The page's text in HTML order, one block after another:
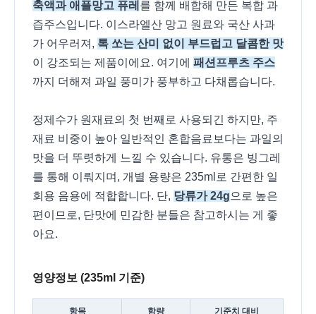
축액과 애플망고 퓨레 를 함께 배합해 만든 복합 과
즙주스입니다. 이스라엘산 망고 원료와 국산 사과
가 어우러져, 톡 쏘는 산미 없이 부드럽고 달콤한 맛
이 강조되는 제품이에요. 여기에 패션프루츠 주스
까지 더해져 과일 풍미가 풍부하고 다채롭습니다.
정제수가 원재료의 첫 번째로 사용되긴 하지만, 주
재료 비중이 높아 일반적인 혼합음료보다는 과일의
맛을 더 뚜렷하게 느낄 수 있습니다. 유통은 빙그레
를 통해 이뤄지며, 개별 용량은 235ml로 간편한 일
회용 음용에 적합합니다. 단, 당류가 24g으로 높은
편이므로, 단맛에 민감한 분들은 참고하시는 게 좋
아요.
영양정보 (235ml 기준)
항목 함량 기준치 대비